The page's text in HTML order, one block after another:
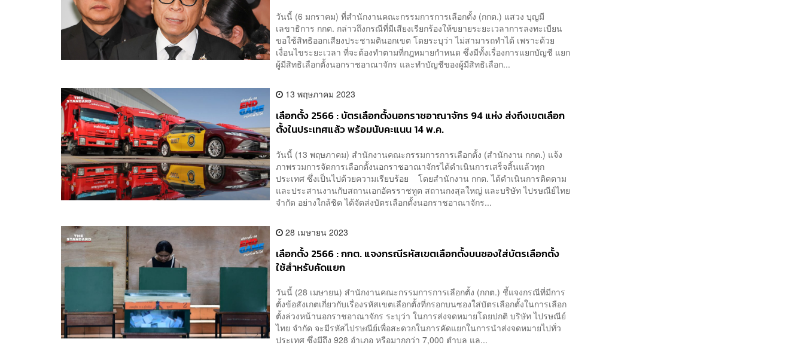
วันนี้ (6 มกราคม) ที่สำนักงานคณะกรรมการการเลือกตั้ง (กกต.) แสวง บุญมี
เลขาธิการ กกต. กล่าวถึงกรณีที่มีเสียงเรียกร้องให้ขยายระยะเวลาการลงทะเบียน
ขอใช้สิทธิออกเสียงประชามตินอกเขต โดยระบุว่า ไม่สามารถทำได้ เพราะด้วย
เงื่อนไขระยะเวลา ที่จะต้องทำตามที่กฎหมายกำหนด ซึ่งมีทั้งเรื่องการแยกบัญชี แยก
ผู้มีสิทธิเลือกตั้งนอกราชอาณาจักร และทำบัญชีของผู้มีสิทธิเลือก...
13 พฤษภาคม 2023
เลือกตั้ง 2566 : บัตรเลือกตั้งนอกราชอาณาจักร 94 แห่ง ส่งถึงเขตเลือก
ตั้งในประเทศแล้ว พร้อมนับคะแนน 14 พ.ค.
วันนี้ (13 พฤษภาคม) สำนักงานคณะกรรมการการเลือกตั้ง (สำนักงาน กกต.) แจ้ง
ภาพรวมการจัดการเลือกตั้งนอกราชอาณาจักรได้ดำเนินการเสร็จสิ้นแล้วทุก
ประเทศ ซึ่งเป็นไปด้วยความเรียบร้อย โดยสำนักงาน กกต. ได้ดำเนินการติดตาม
และประสานงานกับสถานเอกอัครราชทูต สถานกงสุลใหญ่ และบริษัท ไปรษณีย์ไทย
จำกัด อย่างใกล้ชิด ได้จัดส่งบัตรเลือกตั้งนอกราชอาณาจักร...
28 เมษายน 2023
เลือกตั้ง 2566 : กกต. แจงกรณีรหัสเขตเลือกตั้งบนซองใส่บัตรเลือกตั้ง
ใช้สำหรับคัดแยก
วันนี้ (28 เมษายน) สำนักงานคณะกรรมการการเลือกตั้ง (กกต.) ชี้แจงกรณีที่มีการ
ตั้งข้อสังเกตเกี่ยวกับเรื่องรหัสเขตเลือกตั้งที่กรอกบนซองใส่บัตรเลือกตั้งในการเลือก
ตั้งล่วงหน้านอกราชอาณาจักร ระบุว่า ในการส่งจดหมายโดยปกติ บริษัท ไปรษณีย์
ไทย จำกัด จะมีรหัสไปรษณีย์เพื่อสะดวกในการคัดแยกในการนำส่งจดหมายไปทั่ว
ประเทศ ซึ่งมีถึง 928 อำเภอ หรือมากกว่า 7,000 ตำบล แล...